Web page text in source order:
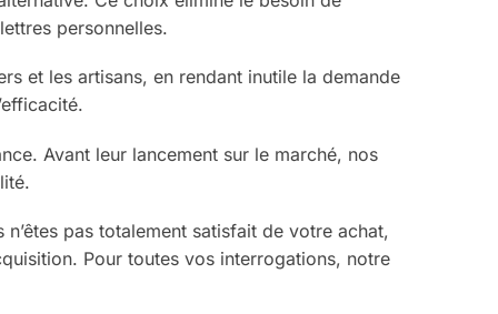
personnelles.
et les artisans, en rendant inutile la demande
Avant leur lancement sur le marché, nos
pas totalement satisfait de votre achat,
Pour toutes vos interrogations, notre